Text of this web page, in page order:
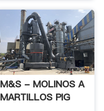
M&S - MOLINOS A
MARTILLOS PIG